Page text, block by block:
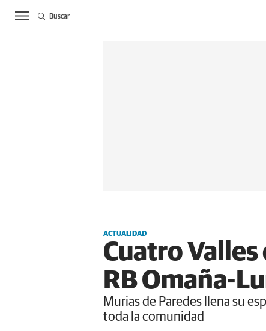
ACTUALIDAD
Buscar
ACTUALIDAD
Cuatro
RB Omaña-
Murias de Paredes llena su
toda la comunidad